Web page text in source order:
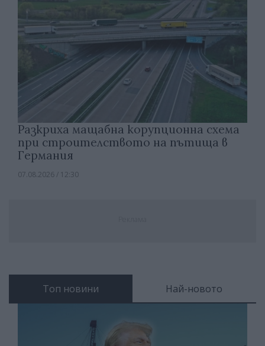
Разкриха мащабна корупционна схема
при строителството на пътища в
Германия
07.08.2026 / 12:30
Топ новини Най-новото